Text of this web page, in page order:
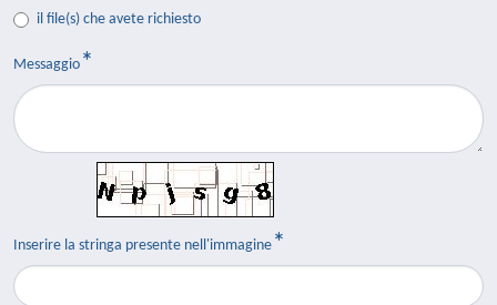
il file(s) che avete richiesto
Messaggio
Inserire la stringa presente nell'immagine